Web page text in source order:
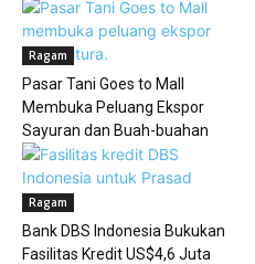
Ragam
Pasar Tani Goes to Mall
Membuka Peluang Ekspor
Sayuran dan Buah-buahan
Ragam
Bank DBS Indonesia Bukukan
Fasilitas Kredit US$4,6 Juta